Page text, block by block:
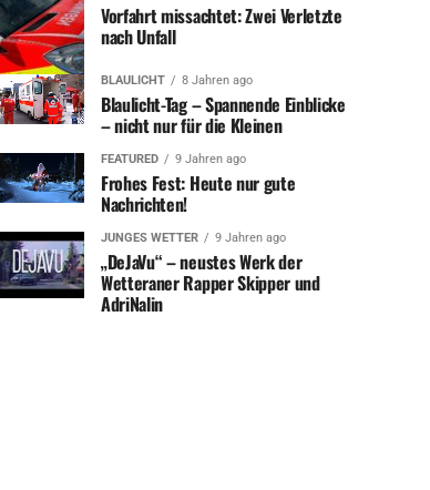
Vorfahrt missachtet: Zwei Verletzte
nach Unfall
BLAULICHT 8 Jahren ago
Blaulicht-Tag – Spannende Einblicke
– nicht nur für die Kleinen
FEATURED 9 Jahren ago
Frohes Fest: Heute nur gute
Nachrichten!
JUNGES WETTER 9 Jahren ago
„DeJaVu“ – neustes Werk der
Wetteraner Rapper Skipper und
AdriNalin